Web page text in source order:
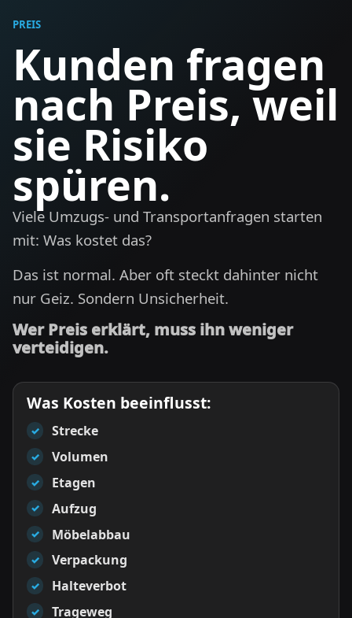
PREIS
Kunden fragen
nach Preis, weil
sie Risiko
spüren.
Viele Umzugs- und Transportanfragen starten
mit: Was kostet das?
Das ist normal. Aber oft steckt dahinter nicht
nur Geiz. Sondern Unsicherheit.
Wer Preis erklärt, muss ihn weniger
verteidigen.
Was Kosten beeinflusst:
✓ Strecke
✓ Volumen
✓ Etagen
✓ Aufzug
✓ Möbelabbau
✓ Verpackung
✓ Halteverbot
✓ Trageweg